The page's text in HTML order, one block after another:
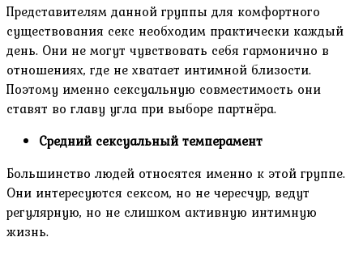
Представителям данной группы для комфортного
существования секс необходим практически каждый
день. Они не могут чувствовать себя гармонично в
отношениях, где не хватает интимной близости.
Поэтому именно сексуальную совместимость они
ставят во главу угла при выборе партнёра.
Средний сексуальный темперамент
Большинство людей относятся именно к этой группе.
Они интересуются сексом, но не чересчур, ведут
регулярную, но не слишком активную интимную
жизнь.